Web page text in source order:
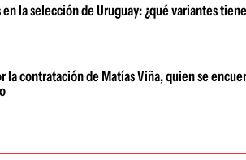
la selección de Uruguay: ¿qué variantes
la contratación de Matías Viña, quien se